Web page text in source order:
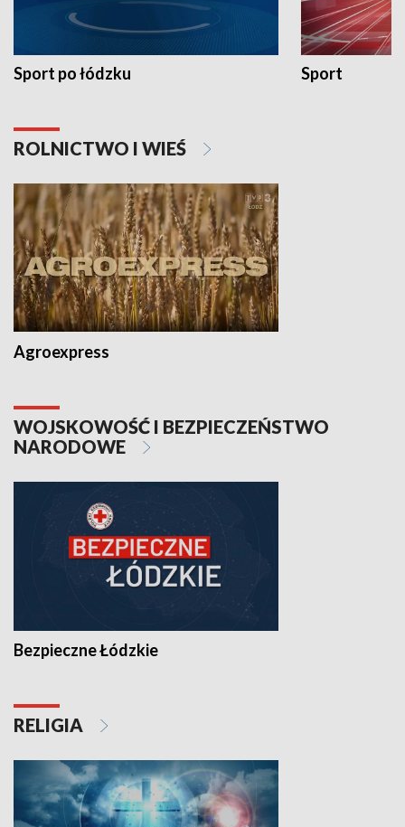
Sport po łódzku Sport
ROLNICTWO I WIEŚ
Agroexpress
WOJSKOWOŚĆ I BEZPIECZEŃSTWO
NARODOWE
Bezpieczne Łódzkie
RELIGIA